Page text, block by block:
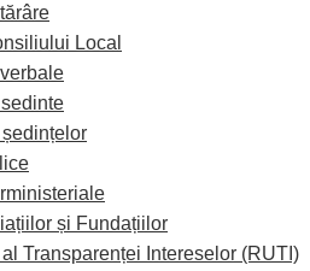
Local
și Fundațiilor
Transparenței Intereselor (RUTI)